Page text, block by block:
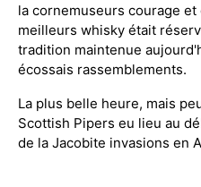
la cornemuseurs courage
meilleurs whisky était
tradition maintenue
écossais rassemblements.
La plus belle heure, mais
Scottish Pipers eu lieu au
de la Jacobite invasions en